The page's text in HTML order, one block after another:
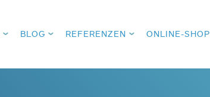
BLOG REFERENZEN ONLINE-SHOP